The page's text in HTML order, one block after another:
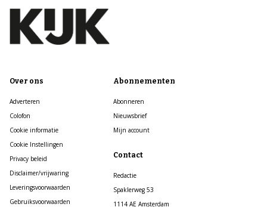
Over ons
Adverteren
Colofon
Cookie informatie
Cookie Instellingen
Privacy beleid
Disclaimer/vrijwaring
Leveringsvoorwaarden
Gebruiksvoorwaarden
Abonnementen
Abonneren
Nieuwsbrief
Mijn account
Contact
Redactie
Spaklerweg 53
1114 AE Amsterdam